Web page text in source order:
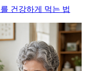
건강하게 먹는 법